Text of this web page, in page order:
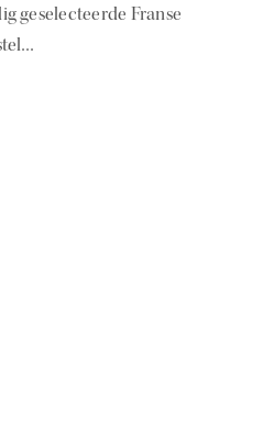
geselecteerde Franse